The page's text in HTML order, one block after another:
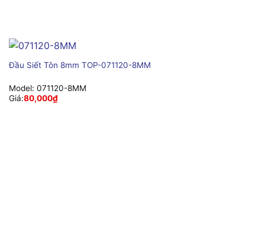
Đầu Siết Tôn 8mm TOP-071120-8MM
Model: 071120-8MM
Giá:80,000₫